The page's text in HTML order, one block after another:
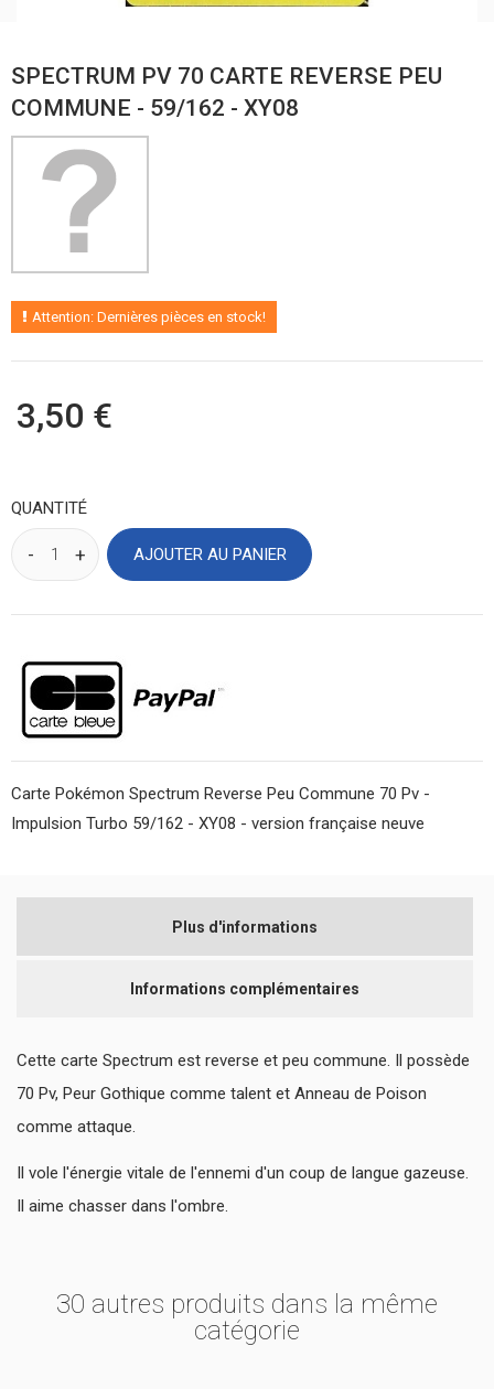
SPECTRUM PV 70 CARTE REVERSE PEU
COMMUNE - 59/162 - XY08
Attention: Dernières pièces en stock!
3,50 €
QUANTITÉ
AJOUTER AU PANIER
Carte Pokémon Spectrum Reverse Peu Commune 70 Pv -
Impulsion Turbo 59/162 - XY08 - version française neuve
Plus d'informations
Informations complémentaires
Cette carte Spectrum est reverse et peu commune. Il possède
70 Pv, Peur Gothique comme talent et Anneau de Poison
comme attaque.
Il vole l'énergie vitale de l'ennemi d'un coup de langue gazeuse.
Il aime chasser dans l'ombre.
30 autres produits dans la même
catégorie